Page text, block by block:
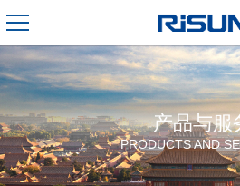
产品与服
PRODUCTS AND